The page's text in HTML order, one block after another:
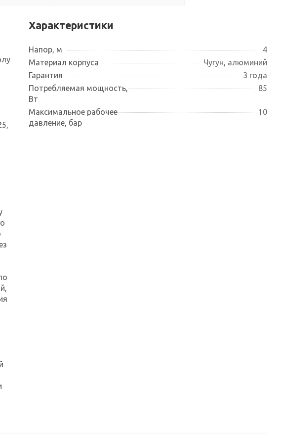
Характеристики
Напор, м
4
Материал корпуса
Чугун, алюминий
Гарантия
3 года
Потребляемая мощность,
Вт
85
Максимальное рабочее
давление, бар
10